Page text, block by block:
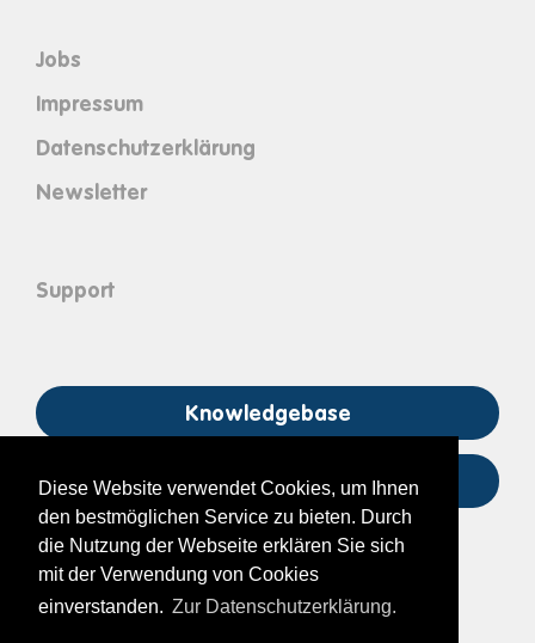
Diese Website verwendet Cookies, um Ihnen
den bestmöglichen Service zu bieten. Durch
die Nutzung der Webseite erklären Sie sich
mit der Verwendung von Cookies
einverstanden. Zur Datenschutzerklärung.
Jobs
Impressum
Datenschutzerklärung
Newsletter
Support
Knowledgebase
support@its-on.at